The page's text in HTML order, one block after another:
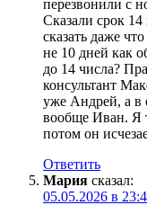
перезвонили с
Сказали срок
сказать даже
не 10 дней как
до 14 числа?
консультант
уже Андрей, а в
вообще Иван. Я
потом он
Ответить
Мария сказал:
05.05.2026 в